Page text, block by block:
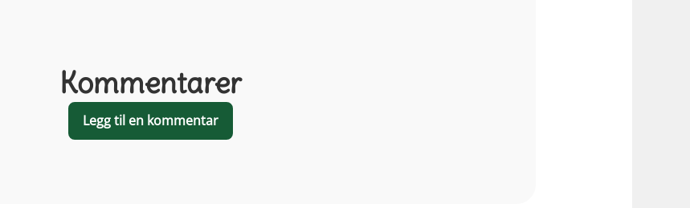
Kommentarer
Legg til en kommentar